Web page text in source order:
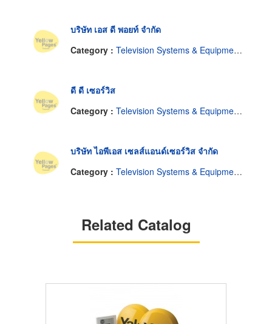
บริษัท เอส ดี พอยท์ จำกัด
Category : Television Systems & Equipment-Closed Circuit
ดี ดี เซอร์วิส
Category : Television Systems & Equipment-Closed Circuit
บริษัท ไอพีเอส เซลส์แอนด์เซอร์วิส จำกัด
Category : Television Systems & Equipment-Closed Circuit
Related Catalog